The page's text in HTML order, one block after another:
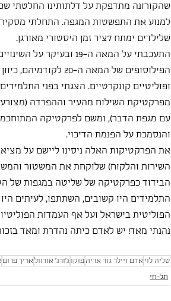
שהקורונה מתדפקת על דלתותינו החלטתי
שלילדים ימתח 7ציר זמן היסטורי מאורגן.
הפילוסופים של
ופוליטיים קונקרטיים. הצגתי בפני
מפרקטיקת השילוח מהעיר וההפרדה
עם מגפת הדבר), ומשם לפרקטיקה
והנסמכת על הפנמת הדיכוי.
את הפרקטיקות האלה ניסינו ליישם על
השירות והלקוח) שלוקחת את המשטור
הבידוד כפרקטיקה של שליטה במגפות של
התלמידים היו קשובים, השתתפו, לעיתים
הפוליטית בישראל ועל אף העמדות
נהנתי מאד! יש לאדם כיתה נהדרת ומאד
טליה לויאדם ויילר גור אריה פוקוג'ורג' אורוולאריך פרום
תל-חי